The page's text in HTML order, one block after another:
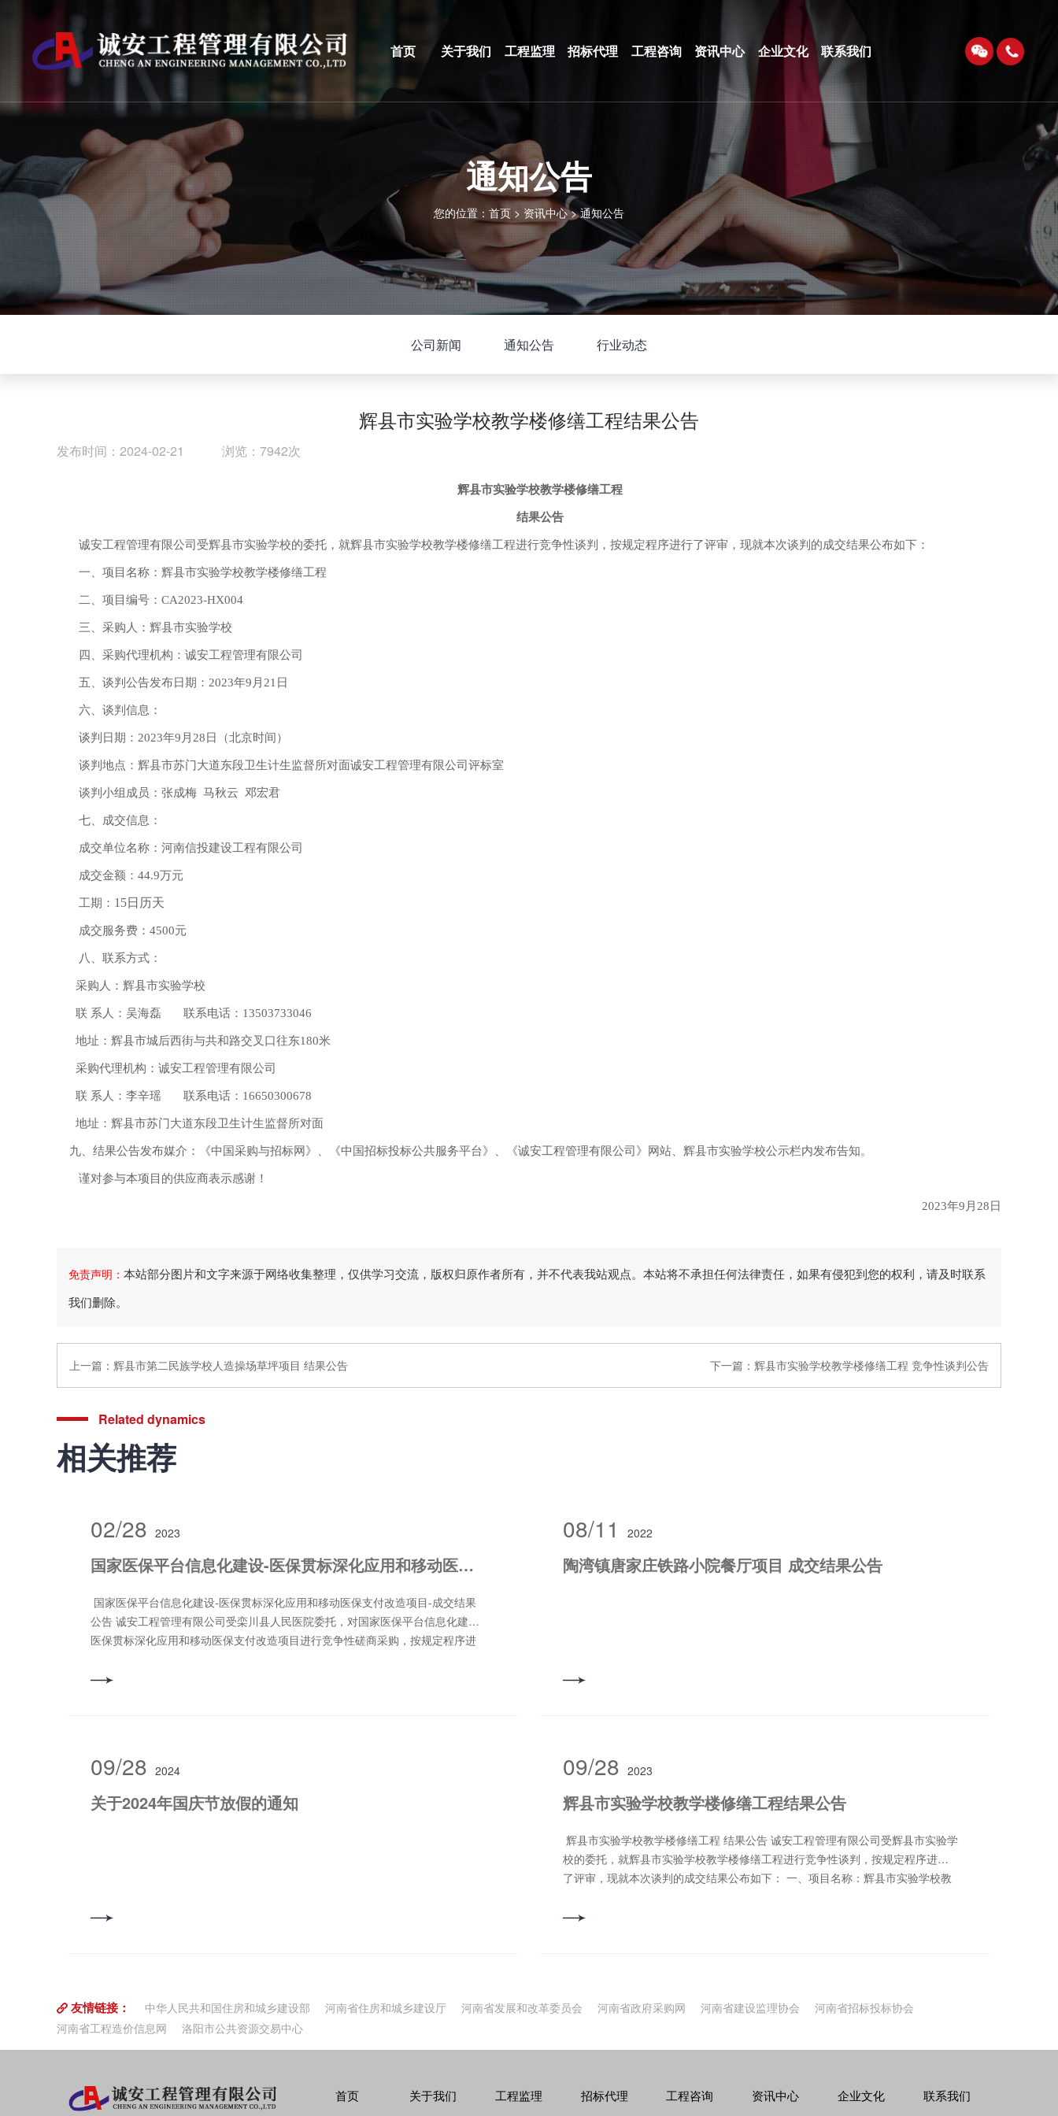
首页 关于我们 工程监理 招标代理 工程咨询 资讯中心 企业文化 联系我们
通知公告
您的位置： 首页 > 资讯中心>通知公告
公司新闻 通知公告 行业动态
辉县市实验学校教学楼修缮工程结果公告
发布时间：2024-02-21 浏览：7942次
辉县市实验学校教学楼修缮工程
结果公告
诚安工程管理有限公司 受辉县市实验学校的委托，就辉县市实验学校教学楼修缮工程进行竞争性谈判 ，按规定程序进行了评审，现就本次谈判 的成交结果公布如下：
一、项目名称： 辉县市实验学校教学楼修缮工程
二、项目编号： CA2023-HX004
三、采购人： 辉县市实验学校
四、采购代理机构： 诚安工程管理有限公司
五、 谈判 公告发布日期： 2023年9 月 21 日
六、 谈判 信息：
谈判 日期： 2023年9 月 28 日（北京时间）
谈判 地点： 辉县市苏门大道东段卫生计生监督所对面诚安工程管理有限公司评标室
谈判 小组成员： 张成梅 马秋云 邓宏君
七、成交信息：
成交单位名称： 河南信投建设工程有限公司
成交金额： 44.9万元
工期： 15日历天
成交服务费： 4500元
八、联系方式：
采购人： 辉县市实验学校
联 系人：吴海磊 联系电话： 13503733046
地址：辉县市城后西街与共和路交叉口往东180米
采购代理机构：诚安工程管理有限公司
联 系人：李辛瑶 联系电话： 16650300678
地址：辉县市苏门大道东段卫生计生监督所对面
九、 结果公告发布媒介： 《中国采购与招标网》、《中国招标投标公共服务平台》、《诚安工程管理有限公司》网站、 辉县市实验学校公示栏内发布告知。
谨对参与本项目的供应商表示感谢！
2023年9 月 28 日
免责声明： 本站部分图片和文字来源于网络收集整理，仅供学习交流，版权归原作者所有，并不代表我站观点。本站将不承担任何法律责任，如果有侵犯到您的权利，请及时联系
我们删除。
上一篇： 辉县市第二民族学校人造操场草坪项目 结果公告 下一篇： 辉县市实验学校教学楼修缮工程 竞争性谈判公告
Related dynamics
相关推荐
02/28 2023
国家医保平台信息化建设-医保贯标深化应用和移动医保支付改造项目
公告 诚安工程管理有限公司受栾川县人民医院委托，对国家医保平台信息化建设-
医保贯标深化应用和移动医保支付改造项目进行竞争性磋商采购，按规定程序进
号：CA2023-LC004 2、项目名称：国家医保平台信息化建设-医保贯标深化应用
源：自筹资金。 5.3 标包划分：本项目共划分为1个标包。 5.4 质量要求：满足采
购人要求，符合国家标准、行业标准和专业标准。 5.5 交货期： 合同签订后30日
历天内供货安装调试完毕。 二、竞争性磋商公告发布日期：2023年02月15日
标公共服务平台》、《诚安工程管理有限公司网》上同时发布。 七、公告期限：
带本人身份证件（原件和复印件）一并提交质疑函原件及相关证明材料（邮寄
件、传真件不予受理）。逾期未提交或未按照要求提交的质疑函将不予受理。
九、联系事项： 1.采购人信息 名称：栾川县人民医院 地址：栾川县君山东路 联
有限公司栾川分公司 联 系 人：冯先生 电 话：18037221678 3.项目联系方式
项目联系人：冯先生 联系方式：18037221678 2023年02月28日
08/11 2022
陶湾镇唐家庄铁路小院餐厅项目 成交结果公告
09/28 2024
关于2024年国庆节放假的通知
09/28 2023
辉县市实验学校教学楼修缮工程结果公告
校的委托，就辉县市实验学校教学楼修缮工程进行竞争性谈判，按规定程序进行
了评审，现就本次谈判的成交结果公布如下： 一、项目名称：辉县市实验学校教
四、采购代理机构：诚安工程管理有限公司 五、谈判公告发布日期：2023年9月
式： 采购人：辉县市实验学校 联 系人：吴海磊 联系电话：13503733046 地
限公司 联 系人：李辛瑶 联系电话：16650300678 地址：辉县市苏门大道东
示栏内发布告知。 谨对参与本项目的供应商表示感谢！ 2023年9月28日
友情链接： 中华人民共和国住房和城乡建设部 河南省住房和城乡建设厅 河南省发展和改革委员会 河南省政府采购网 河南省建设监理协会
河南省招标投标协会
河南省工程造价信息网
洛阳市公共资源交易中心
首页 关于我们 工程监理 招标代理 工程咨询 资讯中心 企业文化 联系我们